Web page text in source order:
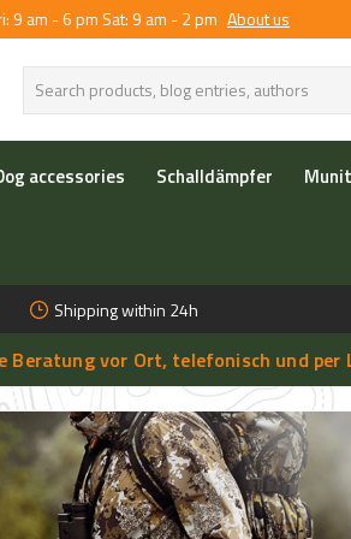
9 am - 6 pm Sat: 9 am - 2 pm About us
accessories Schalldämpfer
Shipping within 24h
vor Ort, telefonisch und per Live-Chat
➔
🔥
günstigeren Preis anfragen | 🔥